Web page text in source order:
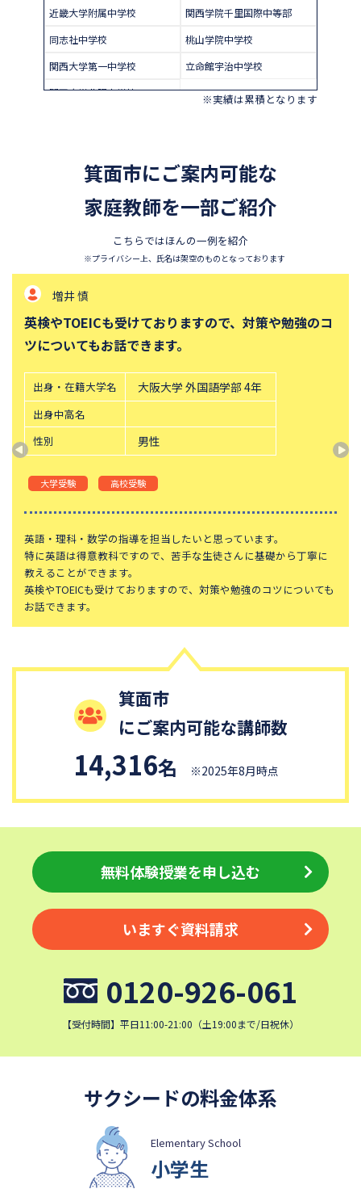
近畿大学附属中学校
関西学院千里国際中等部
同志社中学校
桃山学院中学校
関西大学第一中学校
立命館宇治中学校
関西大学北陽中学校
※実績は累積となります
箕面市にご案内可能な
家庭教師を一部ご紹介
こちらではほんの一例を紹介
※プライバシー上、氏名は架空のものとなっております
増井 慎
英検やTOEICも受けておりますので、対策や勉強のコ
ツについてもお話できます。
出身・在籍大学名 大阪大学 外国語学部 4年
出身中高名
性別
男性
大学受験 高校受験
英語・理科・数学の指導を担当したいと思っています。
特に英語は得意教科ですので、苦手な生徒さんに基礎から丁寧に
教えることができます。
英検やTOEICも受けておりますので、対策や勉強のコツについても
お話できます。
箕面市
にご案内可能な講師数
14,316名 ※2025年8月時点
無料体験授業を申し込む
いますぐ資料請求
0120-926-061
【受付時間】平日11:00-21:00（土19:00まで/日祝休）
サクシードの料金体系
Elementary School
小学生